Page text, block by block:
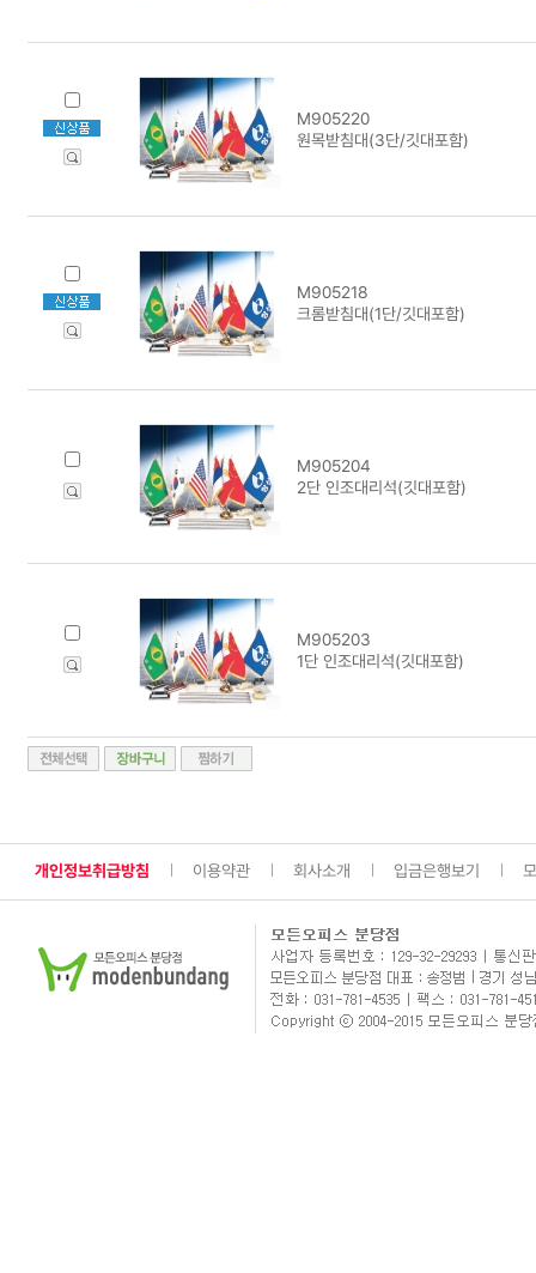
M905220
원목받침대(3단/깃대포함)
M905218
크롬받침대(1단/깃대포함)
M905204
2단 인조대리석(깃대포함)
M905203
1단 인조대리석(깃대포함)
개인정보취급방침 이용약관 회사소개 입금은행보기